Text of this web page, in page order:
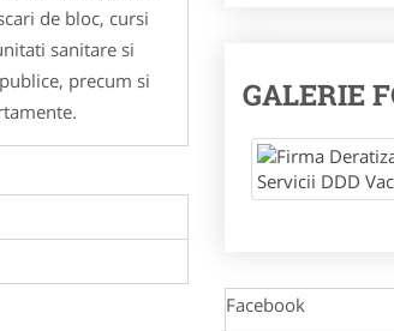
de bloc, cursi
sanitare si
precum si
GALERIE
Facebook